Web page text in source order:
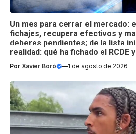
Un mes para cerrar el mercado:
fichajes, recupera efectivos y
deberes pendientes; de la lista
realidad: qué ha fichado el RCDE
Por Xavier Boró —1 de agosto de 2026